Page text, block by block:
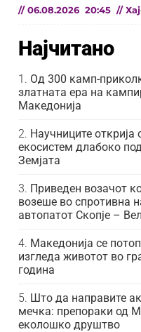
// 06.08.2026 20:45 //
Најчитано
Од 300 камп-
златната ера на
Македонија
Научниците открија
екосистем длабоко
Земјата
Приведен возачот
возеше во спротивна
автопатот Скопје –
Македонија се
изгледа животот во
година
Што да направите
мечка: препораки од
еколошко друштво